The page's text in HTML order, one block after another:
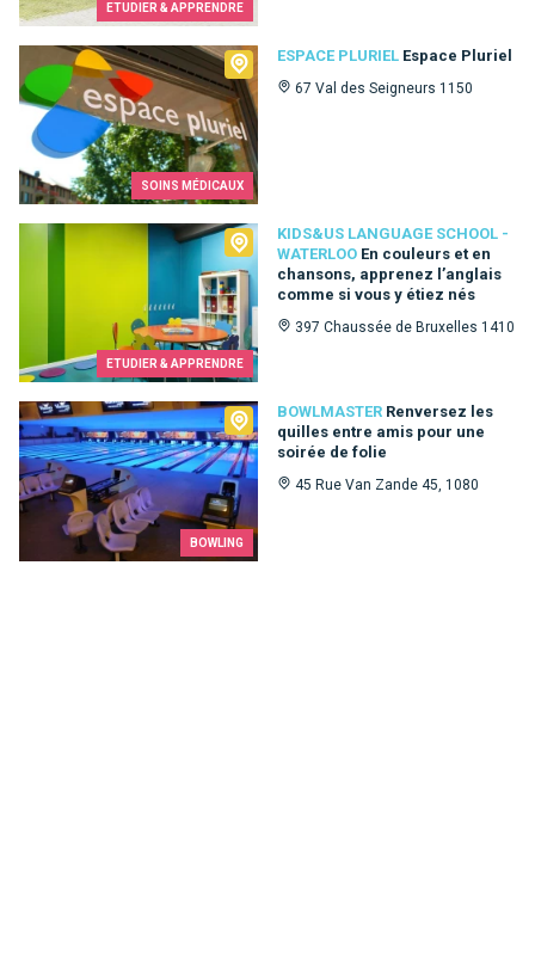
ETUDIER & APPRENDRE
SOINS MÉDICAUX
ESPACE PLURIEL Espace Pluriel
67 Val des Seigneurs 1150
Espace Pluriel
ETUDIER & APPRENDRE
KIDS&US LANGUAGE SCHOOL -
WATERLOO En couleurs et en
chansons, apprenez l’anglais
comme si vous y étiez nés
397 Chaussée de Bruxelles 1410
Kids&Us language school - Waterloo
BOWLING
BOWLMASTER Renversez les
quilles entre amis pour une
soirée de folie
45 Rue Van Zande 45, 1080
Bowlmaster